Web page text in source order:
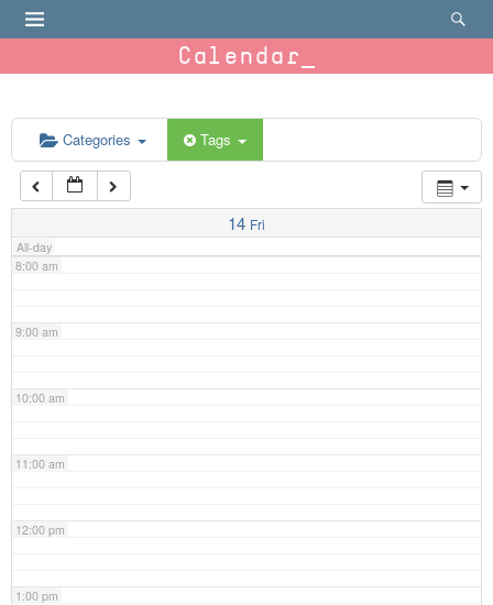
Calendar
Categories Tags
14 Fri
All-day
6:00 am
7:00 am
8:00 am
9:00 am
10:00 am
11:00 am
12:00 pm
1:00 pm